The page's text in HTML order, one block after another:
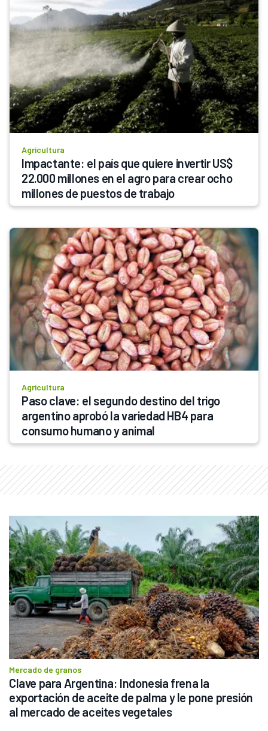
Agricultura
Impactante: el país que quiere invertir US$
22.000 millones en el agro para crear ocho
millones de puestos de trabajo
Agricultura
Paso clave: el segundo destino del trigo
argentino aprobó la variedad HB4 para
consumo humano y animal
Mercado de granos
Clave para Argentina: Indonesia frena la
exportación de aceite de palma y le pone presión
al mercado de aceites vegetales